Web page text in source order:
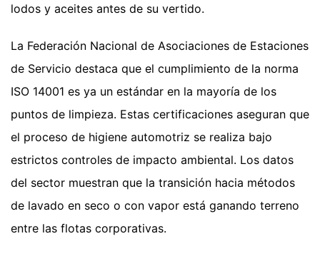
lodos y aceites antes de su vertido.
La Federación Nacional de Asociaciones de Estaciones
de Servicio destaca que el cumplimiento de la norma
ISO 14001 es ya un estándar en la mayoría de los
puntos de limpieza. Estas certificaciones aseguran que
el proceso de higiene automotriz se realiza bajo
estrictos controles de impacto ambiental. Los datos
del sector muestran que la transición hacia métodos
de lavado en seco o con vapor está ganando terreno
entre las flotas corporativas.